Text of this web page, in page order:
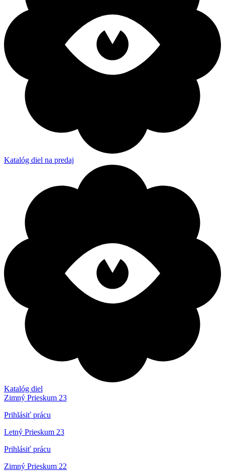
Katalóg diel na predaj
Katalóg diel
Zimný Prieskum 23
Prihlásiť prácu
Letný Prieskum 23
Prihlásiť prácu
Zimný Prieskum 22